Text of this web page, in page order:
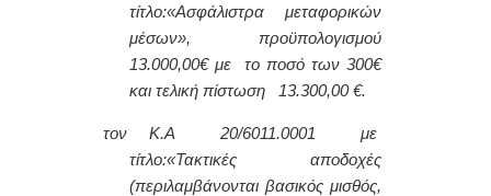
τίτλο:«Ασφάλιστρα μεταφορικών
μέσων», προϋπολογισμού
13.000,00€ με το ποσό των 300€
και τελική πίστωση 13.300,00 €.
τον Κ.Α 20/6011.0001 με
τίτλο:«Τακτικές αποδοχές
(περιλαμβάνονται βασικός μισθός,